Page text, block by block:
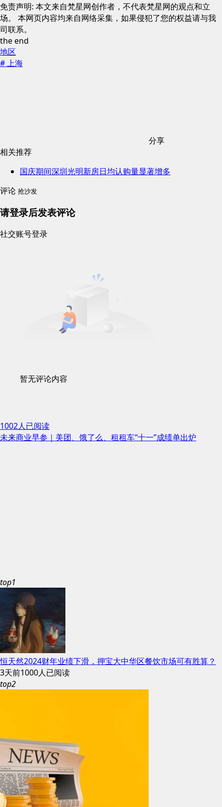
免责声明: 本文来自梵星网创作者，不代表梵星网的观点和立
场。 本网页内容均来自网络采集，如果侵犯了您的权益请与我
司联系。
the end
地区
# 上海
分享
相关推荐
国庆期间深圳光明新房日均认购量显著增多
评论 抢沙发
请登录后发表评论
社交账号登录
暂无评论内容
1002人已阅读
未来商业早参｜美团、饿了么、租租车“十一”成绩单出炉
top1
恒天然2024财年业绩下滑，押宝大中华区餐饮市场可有胜算？
3天前1000人已阅读
top2